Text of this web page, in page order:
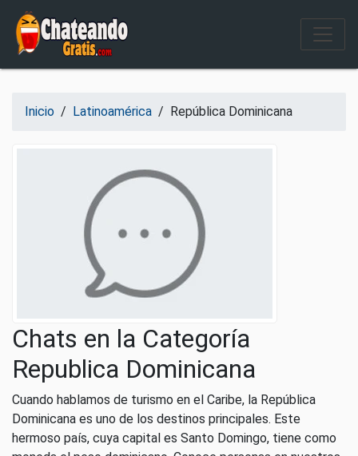
Salir del contenido
Inicio / Latinoamérica / República Dominicana
Chats en la Categoría
Republica Dominicana
Cuando hablamos de turismo en el Caribe, la República
Dominicana es uno de los destinos principales. Este
hermoso país, cuya capital es Santo Domingo, tiene como